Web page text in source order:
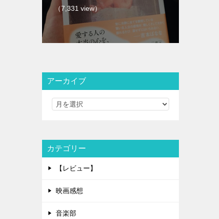
（7,331 view）
アーカイブ
カテゴリー
【レビュー】
映画感想
音楽部